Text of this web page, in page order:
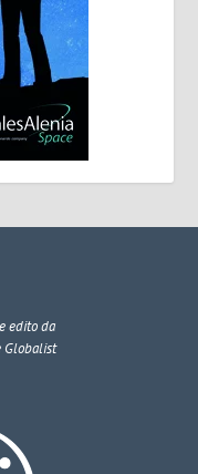
edito da
Globalist